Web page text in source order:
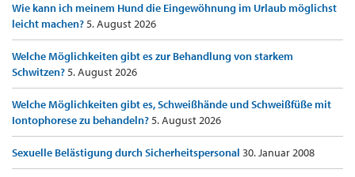
Wie kann ich meinem Hund die Eingewöhnung im Urlaub möglichst
leicht machen?5. August 2026
Welche Möglichkeiten gibt es zur Behandlung von starkem
Schwitzen?5. August 2026
Welche Möglichkeiten gibt es, Schweißhände und Schweißfüße mit
Iontophorese zu behandeln?5. August 2026
Sexuelle Belästigung durch Sicherheitspersonal 30. Januar 2008